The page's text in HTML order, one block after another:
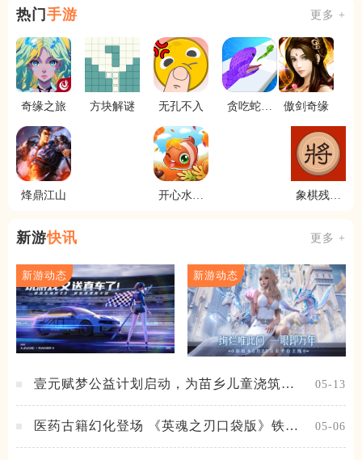
热门 手游 更多 +
奇缘之旅 方块解谜 无孔不入
贪吃蛇酷
傲剑奇缘
烽鼎江山
开心水族
象棋残局
新游快讯 更多 +
新游动态 新游动态
壹元赋梦公益计划启动，为苗乡儿童浇筑梦
05-13
医药古籍幻化登场 《英魂之刃口袋版》铁扇
05-06